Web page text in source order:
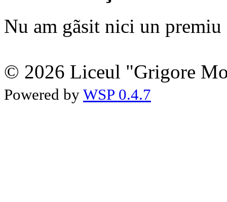
Nu am gãsit nici un premiu
© 2026 Liceul "Grigore
Powered by WSP 0.4.7